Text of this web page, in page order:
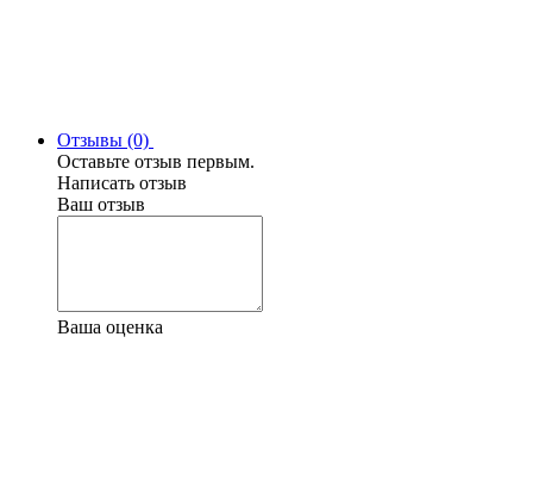
Отзывы (0)
Оставьте отзыв первым.
Написать отзыв
Ваш отзыв
Ваша оценка